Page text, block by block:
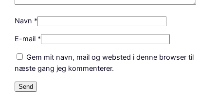
Navn *
E-mail *
Gem mit navn, mail og websted i denne browser til
næste gang jeg kommenterer.